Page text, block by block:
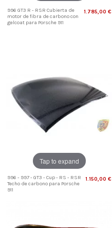
996 GT3 R - RSR Cubierta de
motor de fibra de carbono con
gelcoat para Porsche 911
1.785,00 €
Tap to expand
996 - 997 - GT3 - Cup - RS - RSR
Techo de carbono para Porsche
911
1.150,00 €